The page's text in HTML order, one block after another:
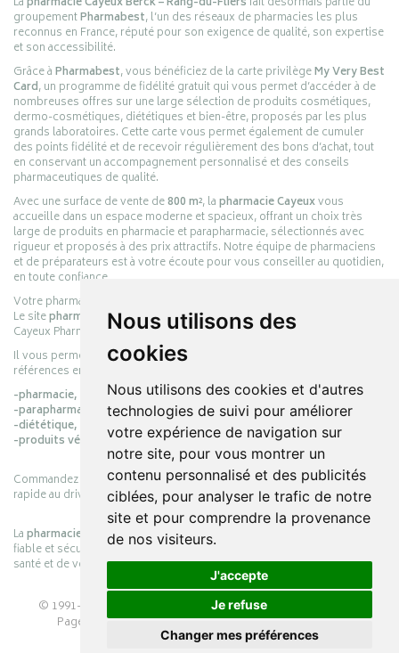
Nous utilisons des
cookies
Nous utilisons des cookies et d'autres
technologies de suivi pour améliorer
votre expérience de navigation sur
notre site, pour vous montrer un
contenu personnalisé et des publicités
ciblées, pour analyser le trafic de notre
site et pour comprendre la provenance
de nos visiteurs.
J'accepte
Je refuse
Changer mes préférences
groupementPharmabest, l’un des réseaux de pharmacies les plus
reconnus en France, réputé pour son exigence de qualité, son expertise
et son accessibilité.
Grâce àPharmabest, vous bénéficiez de la carte privilègeMy Very Best
Card, un programme de fidélité gratuit qui vous permet d’accéder à de
nombreuses offres sur une large sélection de produits cosmétiques,
dermo-cosmétiques, diététiques et bien-être, proposés par les plus
grands laboratoires. Cette carte vous permet également de cumuler
des points fidélité et de recevoir régulièrement des bons d’achat, tout
en conservant un accompagnement personnalisé et des conseils
pharmaceutiques de qualité.
Avec une surface de vente de800 m², lapharmacie Cayeuxvous
accueille dans un espace moderne et spacieux, offrant un choix très
large de produits en pharmacie et parapharmacie, sélectionnés avec
rigueur et proposés à des prix attractifs. Notre équipe de pharmaciens
et de préparateurs est à votre écoute pour vous conseiller au quotidien,
en toute confiance.
Votre pharmacie en ligne :
Le sitepharmacie-cayeux.frest le prolongement digital de la pharmacie
Cayeux Pharmabest Berck-sur-Mer – Rang-du-Fliers.
Il vous permet de réaliser vos achats en ligne parmi des milliers de
références en :
-pharmacie,
-parapharmacie,
-diététique,
-produits vétérinaires.
Commandez simplement vos produits en ligne et choisissez le retrait
rapide au drive ou la livraison à domicile, en toute simplicité.
Lapharmacie Cayeuxs’engage à vous offrir une expérience pratique,
fiable et sécurisée, en officine comme en ligne, au service de votre
santé et de votre bien-être.
© 1991-2026 PHARMACIE CAYEUX– Tous droits réservés –
Page mise à jour le 03/08/2026 –Pharmacie en ligne
Apotekisto